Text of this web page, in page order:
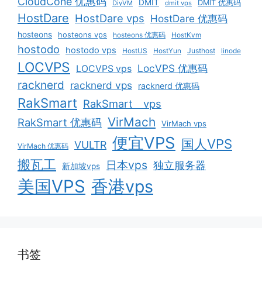
DiyVM DMIT dmit vps DMIT 优惠码
HostDare HostDare vps HostDare 优惠码
hosteons hosteons vps hosteons 优惠码 HostKvm
hostodo hostodo vps HostUS HostYun Justhost linode
LOCVPS LOCVPS vps LocVPS 优惠码
racknerd racknerd vps racknerd 优惠码
RakSmart RakSmart vps
RakSmart 优惠码 VirMach VirMach vps
VirMach 优惠码 VULTR 便宜VPS 国人VPS
搬瓦工
新加坡vps 日本vps 独立服务器
美国VPS 香港vps
书签